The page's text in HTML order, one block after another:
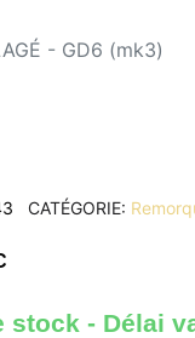
- GD6 (mk3)
CATÉGORIE
stock - Délai